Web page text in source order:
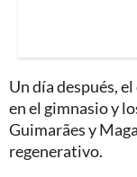
Un día después,
en el gimnasio y
Guimarães y
regenerativo.